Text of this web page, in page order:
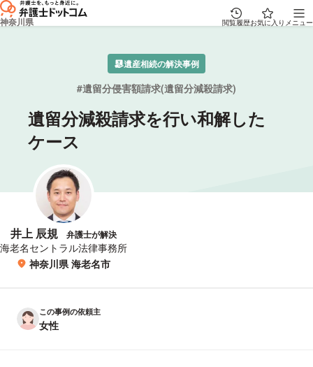
神奈川県 閲覧履歴お気に入り メニュー
遺産相続の解決事例
遺留分侵害額請求(遺留分減殺請求)
遺留分減殺請求を行い和解した
ケース
井上 辰規 弁護士が解決
所属事務所
海老名セントラル法律事務所
所在地
神奈川県 海老名市
この事例の依頼主
女性